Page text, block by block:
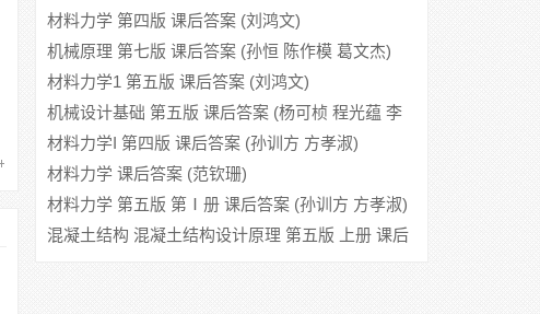
材料力学 第四版 课后答案 (刘鸿文)
机械原理 第七版 课后答案 (孙恒 陈作模 葛文杰)
材料力学1 第五版 课后答案 (刘鸿文)
机械设计基础 第五版 课后答案 (杨可桢 程光蕴 李
仲生)
材料力学I 第四版 课后答案 (孙训方 方孝淑)
材料力学 课后答案 (范钦珊)
材料力学 第五版 第Ⅰ册 课后答案 (孙训方 方孝淑)
混凝土结构 混凝土结构设计原理 第五版 上册 课后